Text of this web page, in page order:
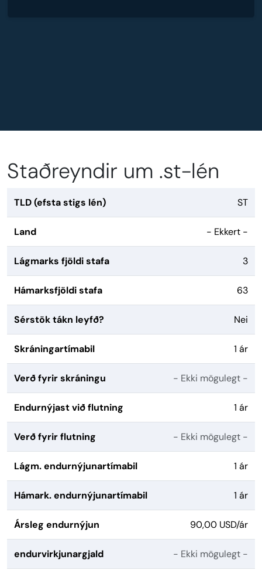
Staðreyndir um .st-lén
TLD (efsta stigs lén) ST
Land - Ekkert -
Lágmarks fjöldi stafa 3
Hámarksfjöldi stafa 63
Sérstök tákn leyfð? Nei
Skráningartímabil 1 ár
Verð fyrir skráningu - Ekki mögulegt -
Endurnýjast við flutning 1 ár
Verð fyrir flutning - Ekki mögulegt -
Lágm. endurnýjunartímabil 1 ár
Hámark. endurnýjunartímabil 1 ár
Ársleg endurnýjun 90,00 USD/ár
endurvirkjunargjald - Ekki mögulegt -